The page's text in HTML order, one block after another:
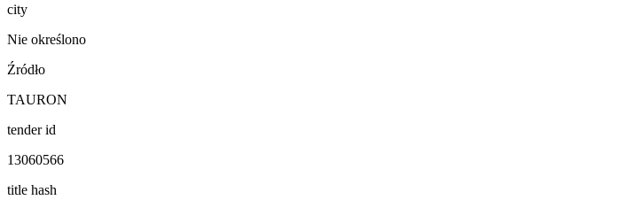
city
Nie określono
Źródło
TAURON
tender id
13060566
title hash